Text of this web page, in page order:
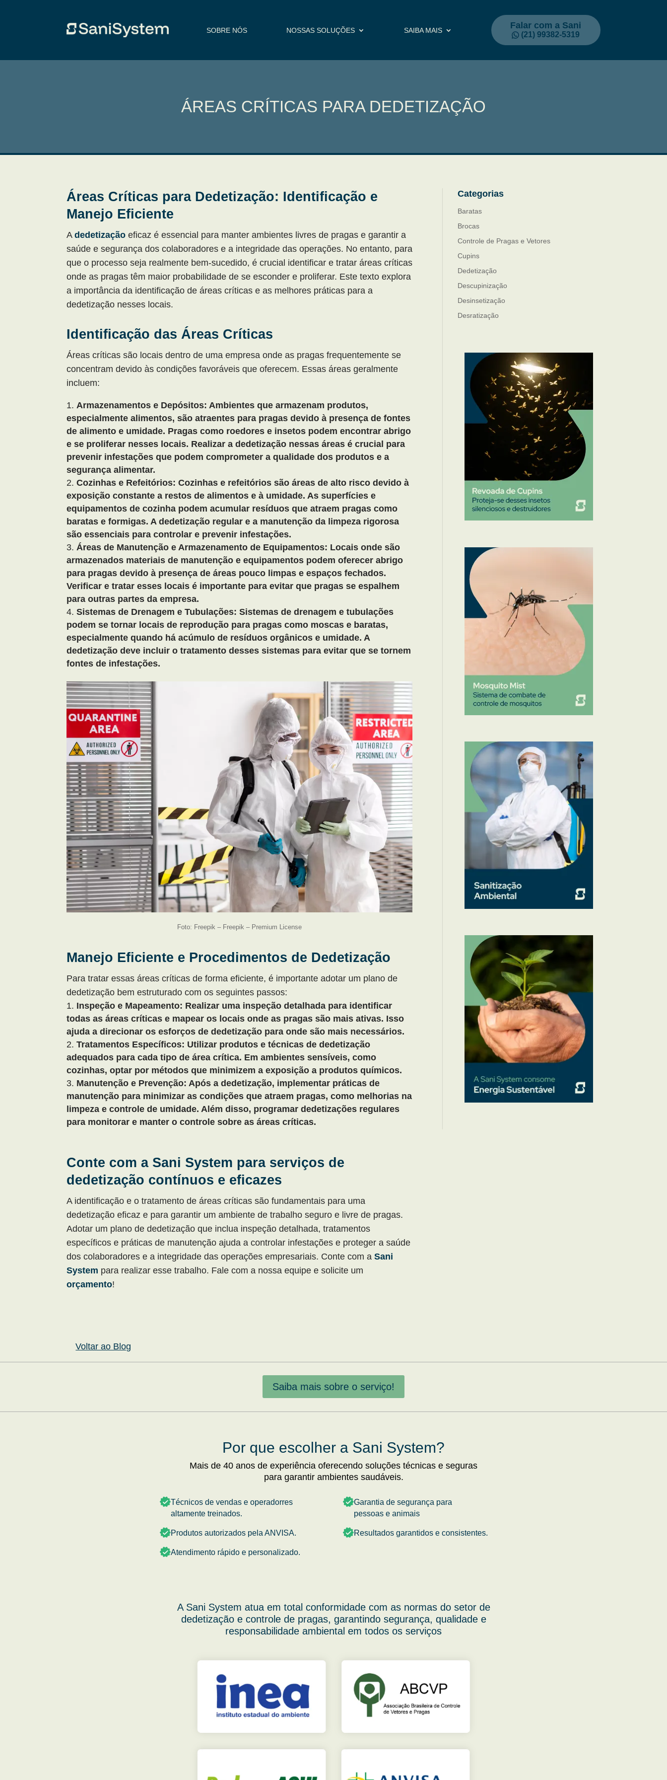
SOBRE NÓS NOSSAS SOLUÇÕES SAIBA MAIS Falar com a Sani
(21) 99382-5319
ÁREAS CRÍTICAS PARA DEDETIZAÇÃO
Áreas Críticas para Dedetização: Identificação e
Manejo Eficiente
Adedetização eficaz é essencial para manter ambientes livres de pragas e garantir a
saúde e segurança dos colaboradores e a integridade das operações. No entanto, para
que o processo seja realmente bem-sucedido, é crucial identificar e tratar áreas críticas
onde as pragas têm maior probabilidade de se esconder e proliferar. Este texto explora
a importância da identificação de áreas críticas e as melhores práticas para a
dedetização nesses locais.
Identificação das Áreas Críticas
Áreas críticas são locais dentro de uma empresa onde as pragas frequentemente se
concentram devido às condições favoráveis que oferecem. Essas áreas geralmente
incluem:
Armazenamentos e Depósitos: Ambientes que armazenam produtos,
especialmente alimentos, são atraentes para pragas devido à presença de fontes
de alimento e umidade. Pragas como roedores e insetos podem encontrar abrigo
e se proliferar nesses locais. Realizar a dedetização nessas áreas é crucial para
prevenir infestações que podem comprometer a qualidade dos produtos e a
segurança alimentar.
Cozinhas e Refeitórios: Cozinhas e refeitórios são áreas de alto risco devido à
exposição constante a restos de alimentos e à umidade. As superfícies e
equipamentos de cozinha podem acumular resíduos que atraem pragas como
baratas e formigas. A dedetização regular e a manutenção da limpeza rigorosa
são essenciais para controlar e prevenir infestações.
Áreas de Manutenção e Armazenamento de Equipamentos: Locais onde são
armazenados materiais de manutenção e equipamentos podem oferecer abrigo
para pragas devido à presença de áreas pouco limpas e espaços fechados.
Verificar e tratar esses locais é importante para evitar que pragas se espalhem
para outras partes da empresa.
Sistemas de Drenagem e Tubulações: Sistemas de drenagem e tubulações
podem se tornar locais de reprodução para pragas como moscas e baratas,
especialmente quando há acúmulo de resíduos orgânicos e umidade. A
dedetização deve incluir o tratamento desses sistemas para evitar que se tornem
fontes de infestações.
Foto: Freepik – Freepik – Premium License
Manejo Eficiente e Procedimentos de Dedetização
Para tratar essas áreas críticas de forma eficiente, é importante adotar um plano de
dedetização bem estruturado com os seguintes passos:
Inspeção e Mapeamento: Realizar uma inspeção detalhada para identificar
todas as áreas críticas e mapear os locais onde as pragas são mais ativas. Isso
ajuda a direcionar os esforços de dedetização para onde são mais necessários.
Tratamentos Específicos: Utilizar produtos e técnicas de dedetização
adequados para cada tipo de área crítica. Em ambientes sensíveis, como
cozinhas, optar por métodos que minimizem a exposição a produtos químicos.
Manutenção e Prevenção: Após a dedetização, implementar práticas de
manutenção para minimizar as condições que atraem pragas, como melhorias na
limpeza e controle de umidade. Além disso, programar dedetizações regulares
para monitorar e manter o controle sobre as áreas críticas.
Conte com a Sani System para serviços de
dedetização contínuos e eficazes
A identificação e o tratamento de áreas críticas são fundamentais para uma
dedetização eficaz e para garantir um ambiente de trabalho seguro e livre de pragas.
Adotar um plano de dedetização que inclua inspeção detalhada, tratamentos
específicos e práticas de manutenção ajuda a controlar infestações e proteger a saúde
dos colaboradores e a integridade das operações empresariais. Conte com aSani
System para realizar esse trabalho. Fale com a nossa equipe e solicite um
orçamento!
Categorias
Baratas
Brocas
Controle de Pragas e Vetores
Cupins
Dedetização
Descupinização
Desinsetização
Desratização
Mosquitos
Percevejo de Cama
Pulgas e Carrapatos
Ratos
Sanitização
Voltar ao Blog
Saiba mais sobre o serviço!
Por que escolher a Sani System?
Mais de 40 anos de experiência oferecendo soluções técnicas e seguras
para garantir ambientes saudáveis.
Técnicos de vendas e operadorres
altamente treinados.
Produtos autorizados pela ANVISA.
Atendimento rápido e personalizado.
Garantia de segurança para
pessoas e animais
Resultados garantidos e consistentes.
A Sani System atua em total conformidade com as normas do setor de
dedetização e controle de pragas, garantindo segurança, qualidade e
responsabilidade ambiental em todos os serviços